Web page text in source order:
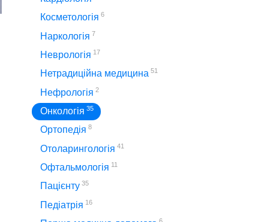
Косметологія 6
Наркологія 7
Неврологія 17
Нетрадиційна медицина 51
Нефрологія 2
Онкологія 35
Ортопедія 8
Отоларингологія 41
Офтальмологія 11
Пацієнту 35
Педіатрія 16